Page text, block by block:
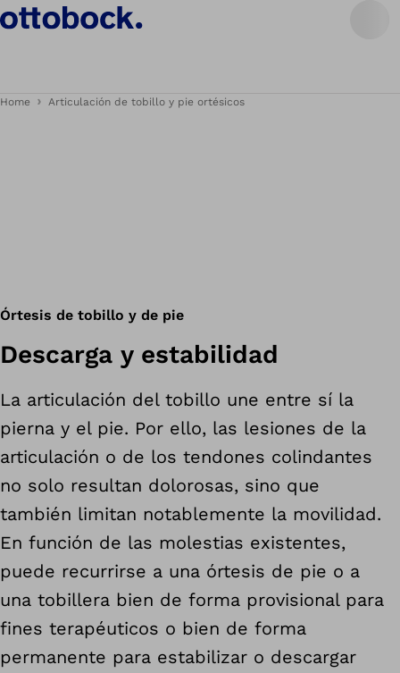
Home Articulación de tobillo y pie ortésicos
Órtesis de tobillo y de pie
Descarga y estabilidad
La articulación del tobillo une entre sí la
pierna y el pie. Por ello, las lesiones de la
articulación o de los tendones colindantes
no solo resultan dolorosas, sino que
también limitan notablemente la movilidad.
En función de las molestias existentes,
puede recurrirse a una órtesis de pie o a
una tobillera bien de forma provisional para
fines terapéuticos o bien de forma
permanente para estabilizar o descargar